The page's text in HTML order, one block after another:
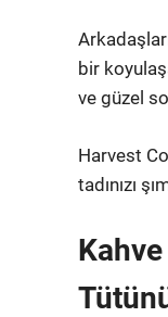
bir
ve güzel
Harvest
tadınızı